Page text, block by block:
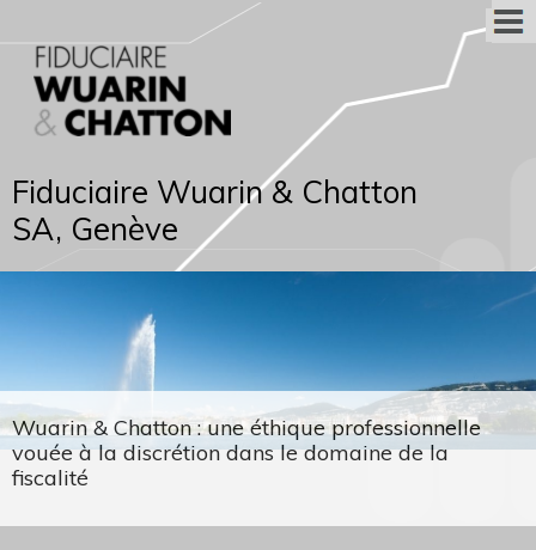
Fiduciaire Wuarin & Chatton
SA, Genève
Wuarin & Chatton : une éthique professionnelle
vouée à la discrétion dans le domaine de la
fiscalité